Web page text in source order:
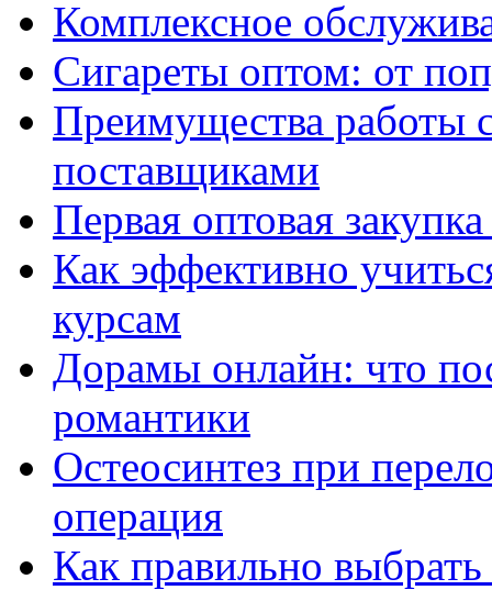
Комплексное
Сигареты оптом: от
Преимущества работы
поставщиками
Первая оптовая
Как эффективно
курсам
Дорамы онлайн: что
романтики
Остеосинтез при
операция
Как правильно